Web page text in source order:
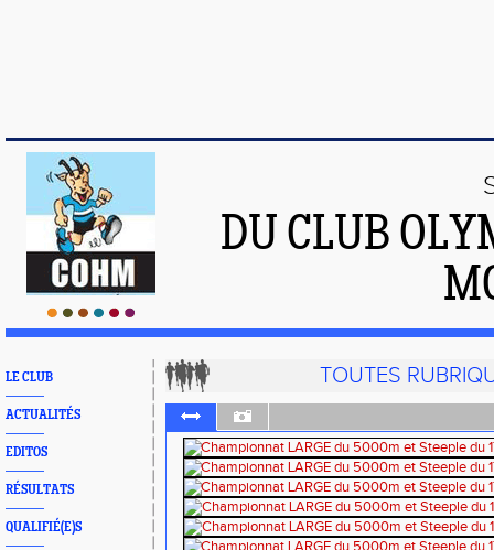
DU CLUB
LE CLUB
ACTUALITÉS
EDITOS
RÉSULTATS
QUALIFIÉ(E)S
TOUTES